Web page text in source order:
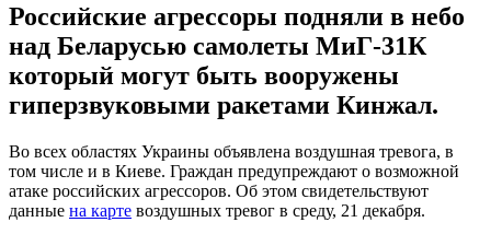
Российские агрессоры подняли в небо
над Беларусью самолеты МиГ-31К
который могут быть вооружены
гиперзвуковыми ракетами Кинжал.
Во всех областях Украины объявлена воздушная тревога, в
том числе и в Киеве. Граждан предупреждают о возможной
атаке российских агрессоров. Об этом свидетельствуют
данные на карте воздушных тревог в среду, 21 декабря.